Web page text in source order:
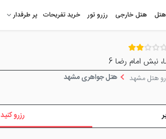
هتل خارجی رزرو تور خرید تفریحات پر طرفدار
نبش امام رضا 6
هتل مشهد هتل جواهری مشهد
رزرو کنید